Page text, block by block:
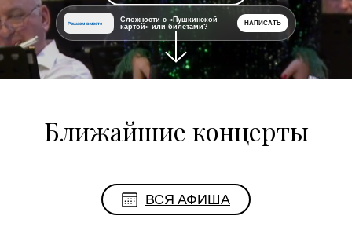
Решаем вместе
Сложности с «Пушкинской
картой» или билетами?
НАПИСАТЬ
Ближайшие концерты
ВСЯ АФИША